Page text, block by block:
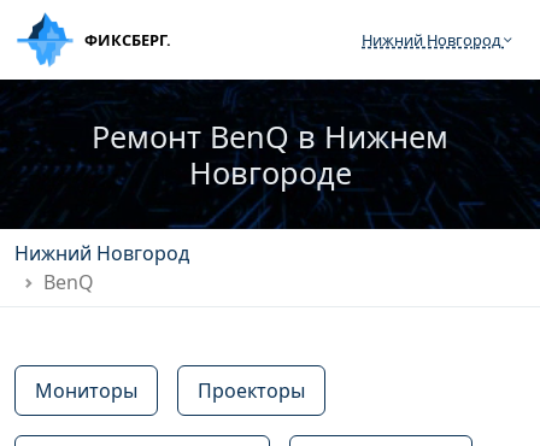
ФИКСБЕРГ. Нижний Новгород
Ремонт BenQ в Нижнем
Новгороде
Нижний Новгород
BenQ
Мониторы Проекторы